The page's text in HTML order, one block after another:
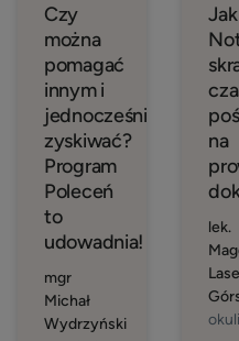
Czy
można
pomagać
innym i
jednocześnie
zyskiwać?
Program
Poleceń
to
udowadnia!
mgr
Michał
Wydrzyński
na
lek.